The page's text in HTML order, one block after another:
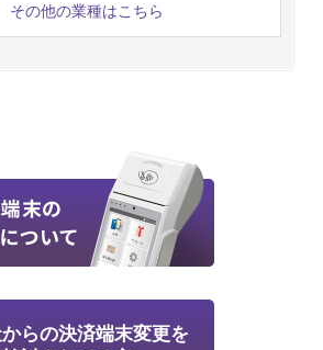
その他の業種はこちら
らの決済端末変更を